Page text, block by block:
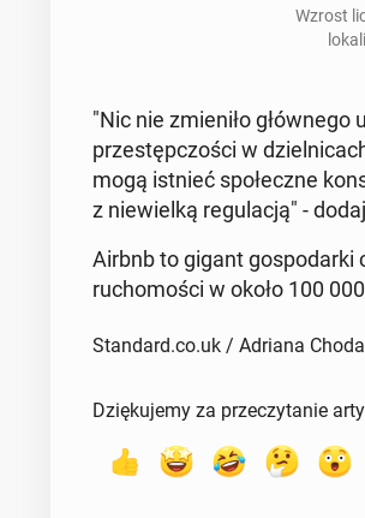
Wzrost
"Nic nie zmie­ni­ło
prze­stęp­czo­ści w
mogą istnieć spo­łecz­ne
z nie­wiel­ką re­gu­la­cją" -
Airbnb to gigant go­spo­dar­ki
ru­cho­mo­ści w około 100
Standard.co.uk / Adriana
Dziękujemy za przeczytanie